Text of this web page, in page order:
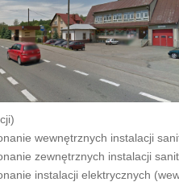
wewnętrznych instalacji
zewnętrznych instalacji
instalacji elektrycznych